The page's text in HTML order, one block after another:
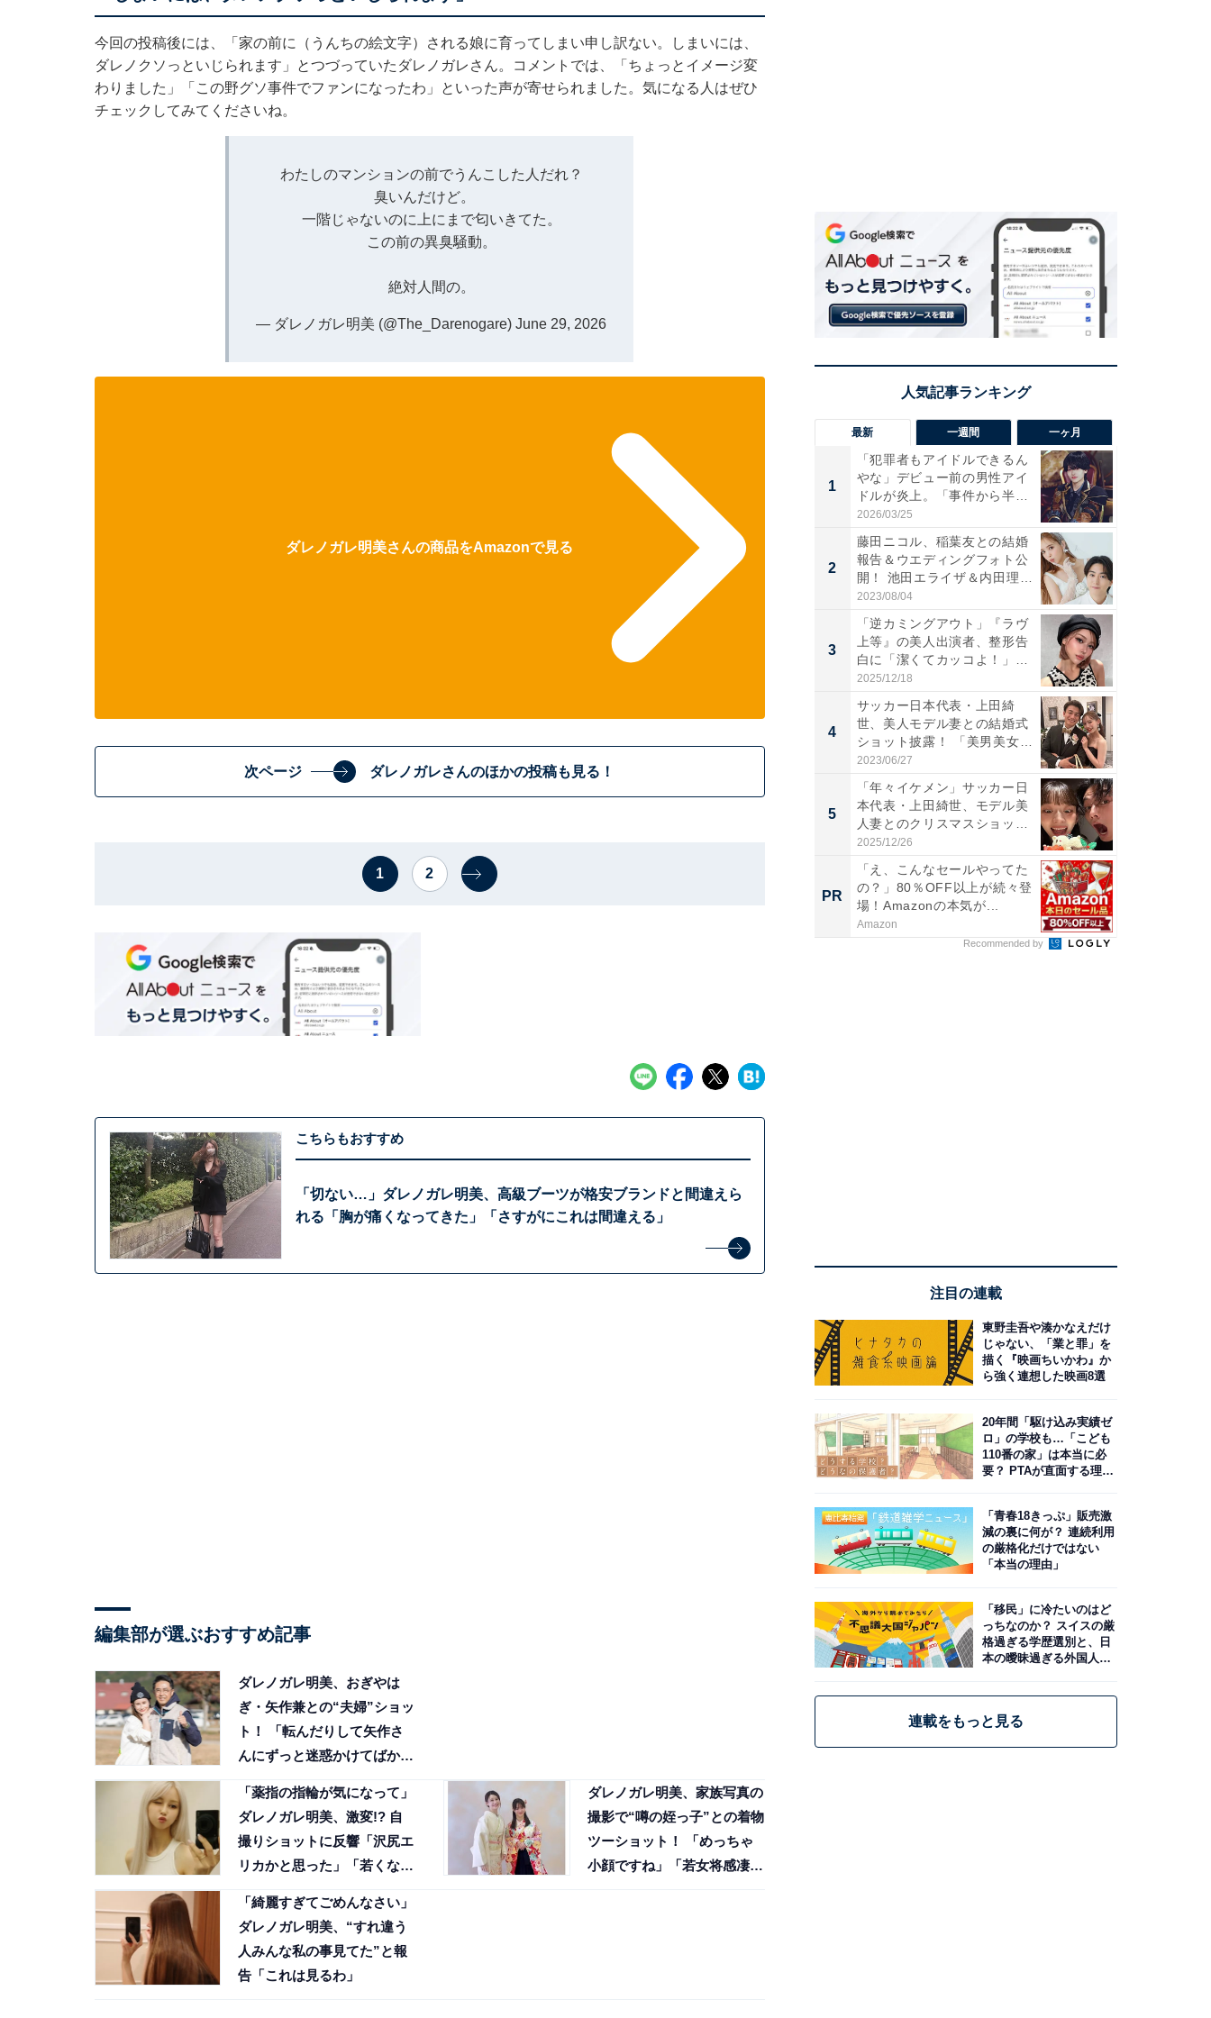
今回の投稿後には、「家の前に（うんちの絵文字）される娘に育ってしまい申し訳ない。しまいには、
ダレノクソっといじられます」とつづっていたダレノガレさん。コメントでは、「ちょっとイメージ変
わりました」「この野グソ事件でファンになったわ」といった声が寄せられました。気になる人はぜひ
チェックしてみてくださいね。
わたしのマンションの前でうんこした人だれ？
臭いんだけど。
一階じゃないのに上にまで匂いきてた。
この前の異臭騒動。
絶対人間の。
— ダレノガレ明美 (@The_Darenogare) June 29, 2026
ダレノガレ明美さんの商品をAmazonで見る
次ページ ダレノガレさんのほかの投稿も見る！
1 2
こちらもおすすめ
「切ない…」ダレノガレ明美、高級ブーツが格安ブランドと間違えら
れる「胸が痛くなってきた」「さすがにこれは間違える」
編集部が選ぶおすすめ記事
ダレノガレ明美、おぎやは
ぎ・矢作兼との“夫婦”ショッ
ト！ 「転んだりして矢作さ
んにずっと迷惑かけてばかり
「薬指の指輪が気になって」
ダレノガレ明美、激変!? 自
撮りショットに反響「沢尻エ
リカかと思った」「若くなっ
ダレノガレ明美、家族写真の
撮影で“噂の姪っ子”との着物
ツーショット！ 「めっちゃ
小顔ですね」「若女将感凄
「綺麗すぎてごめんなさい」
ダレノガレ明美、“すれ違う
人みんな私の事見てた”と報
告「これは見るわ」
最新 一週間 一ヶ月
1
「犯罪者もアイドルできるん
やな」デビュー前の男性アイ
ドルが炎上。「事件から半年
も...
2026/03/25
2
藤田ニコル、稲葉友との結婚
報告＆ウエディングフォト公
開！ 池田エライザ＆内田理
央...
2023/08/04
3
「逆カミングアウト」『ラヴ
上等』の美人出演者、整形告
白に「潔くてカッコよ！」
「好...
2025/12/18
4
サッカー日本代表・上田綺
世、美人モデル妻との結婚式
ショット披露！ 「美男美女」
「...
2023/06/27
5
「年々イケメン」サッカー日
本代表・上田綺世、モデル美
人妻とのクリスマスショット
に...
2025/12/26
PR
「え、こんなセールやってた
の？」80％OFF以上が続々登
場！Amazonの本気が...
Amazon
Recommended by
注目の連載
東野圭吾や湊かなえだけ
じゃない、「業と罪」を
描く『映画ちいかわ』か
ら強く連想した映画8選
20年間「駆け込み実績ゼ
ロ」の学校も…「こども
110番の家」は本当に必
要？ PTAが直面する理想
「青春18きっぷ」販売激
減の裏に何が？ 連続利用
の厳格化だけではない
「本当の理由」
「移民」に冷たいのはど
っちなのか？ スイスの厳
格過ぎる学歴選別と、日
本の曖昧過ぎる外国人政
連載をもっと見る